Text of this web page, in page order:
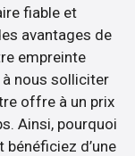
fiable et
avantages de
empreinte
à nous solliciter
offre à un prix
Ainsi, pourquoi
d’une